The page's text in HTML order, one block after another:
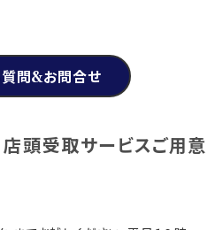
質問&お問合せ
頭受取サービスご用意